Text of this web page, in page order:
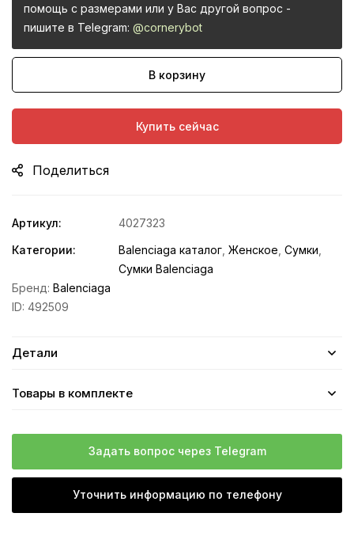
помощь с размерами или у Вас другой вопрос -
пишите в Telegram: @cornerybot
В корзину
Купить сейчас
Поделиться
Артикул:
4027323
Категории:
Balenciaga каталог Женское Сумки
Сумки Balenciaga
Бренд: Balenciaga
ID: 492509
Детали
Товары в комплекте
Задать вопрос через Telegram
Уточнить информацию по телефону